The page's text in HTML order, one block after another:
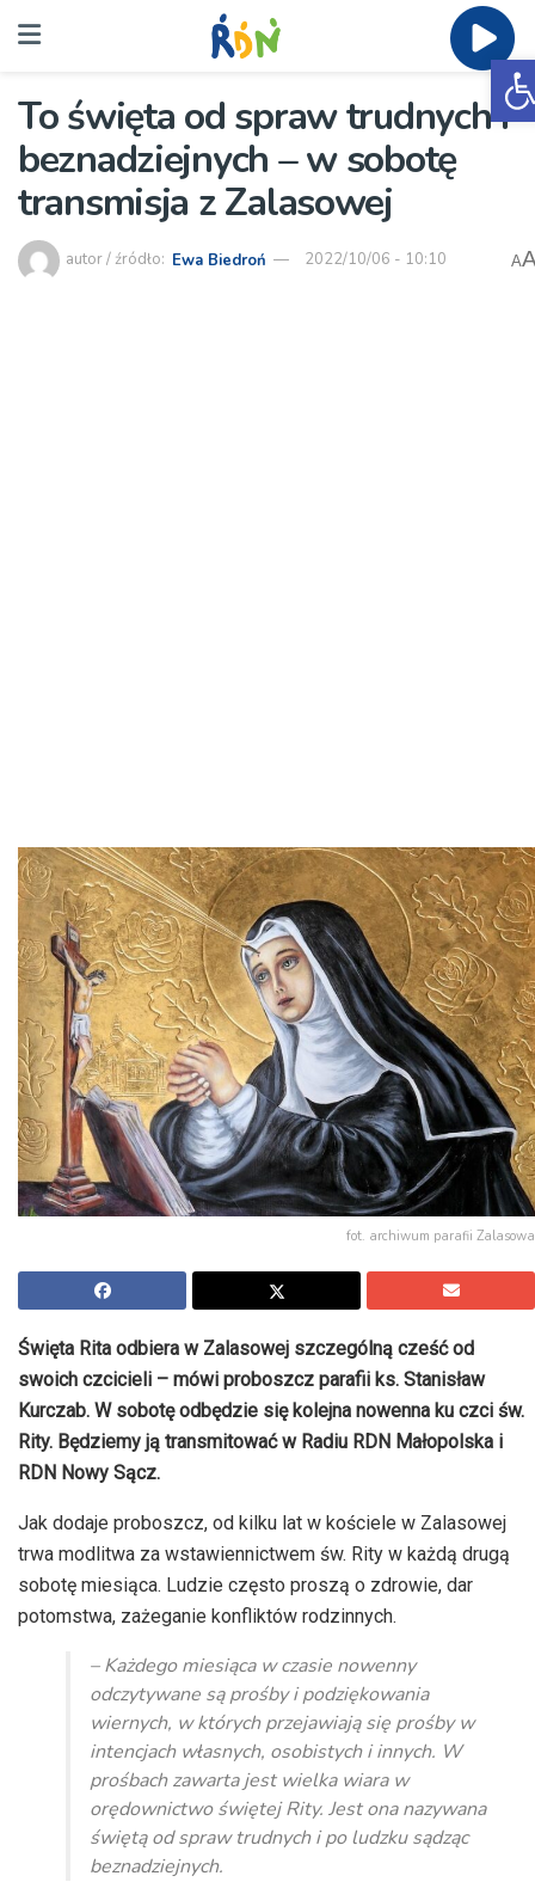
To święta od spraw trudnych i
beznadziejnych – w sobotę
transmisja z Zalasowej
autor / źródło: Ewa Biedroń 2022/10/06 - 10:10 A
fot. archiwum parafii Zalasowa
Święta Rita odbiera w Zalasowej szczególną cześć od
swoich czcicieli – mówi proboszcz parafii ks. Stanisław
Kurczab. W sobotę odbędzie się kolejna nowenna ku czci św.
Rity. Będziemy ją transmitować w Radiu RDN Małopolska i
RDN Nowy Sącz.
Jak dodaje proboszcz, od kilku lat w kościele w Zalasowej
trwa modlitwa za wstawiennictwem św. Rity w każdą drugą
sobotę miesiąca. Ludzie często proszą o zdrowie, dar
potomstwa, zażeganie konfliktów rodzinnych.
– Każdego miesiąca w czasie nowenny
odczytywane są prośby i podziękowania
wiernych, w których przejawiają się prośby w
intencjach własnych, osobistych i innych. W
prośbach zawarta jest wielka wiara w
orędownictwo świętej Rity. Jest ona nazywana
świętą od spraw trudnych i po ludzku sądząc
beznadziejnych.